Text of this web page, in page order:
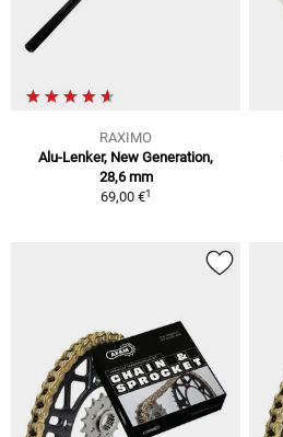
RAXIMO
Alu-Lenker, New Generation,
28,6 mm
69,00 €1